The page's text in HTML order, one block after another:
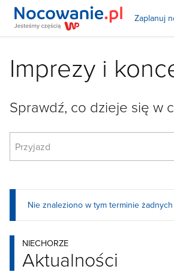
Zaplanuj
Imprezy i
Sprawdź, co dzieje się w
Nie znaleziono w tym terminie
NIECHORZE
Aktualności